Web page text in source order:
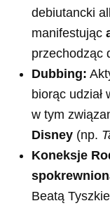
debiutancki
manifestując
przechodząc
Dubbing:
biorąc udział
w tym
Disney (np.
Koneksje
Beatą